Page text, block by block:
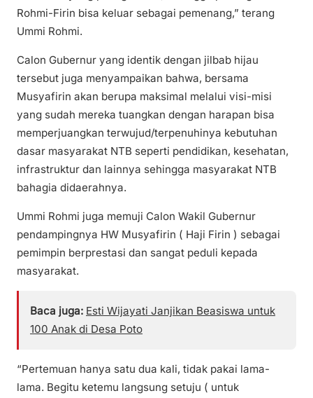
Rohmi-Firin bisa keluar sebagai pemenang,” terang
Ummi Rohmi.
Calon Gubernur yang identik dengan jilbab hijau
tersebut juga menyampaikan bahwa, bersama
Musyafirin akan berupa maksimal melalui visi-misi
yang sudah mereka tuangkan dengan harapan bisa
memperjuangkan terwujud/terpenuhinya kebutuhan
dasar masyarakat NTB seperti pendidikan, kesehatan,
infrastruktur dan lainnya sehingga masyarakat NTB
bahagia didaerahnya.
Ummi Rohmi juga memuji Calon Wakil Gubernur
pendampingnya HW Musyafirin ( Haji Firin ) sebagai
pemimpin berprestasi dan sangat peduli kepada
masyarakat.
Baca juga: Esti Wijayati Janjikan Beasiswa untuk
100 Anak di Desa Poto
“Pertemuan hanya satu dua kali, tidak pakai lama-
lama. Begitu ketemu langsung setuju ( untuk